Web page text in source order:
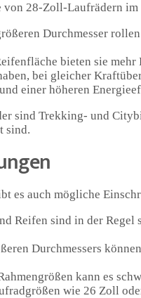
28-Zoll-Laufrädern im
Durchmesser
bieten sie
bei gleicher
einer höheren
sind Trekking- und
sind.
es auch mögliche
Reifen sind in der Regel
Durchmessers
kann es
wie 26 Zoll